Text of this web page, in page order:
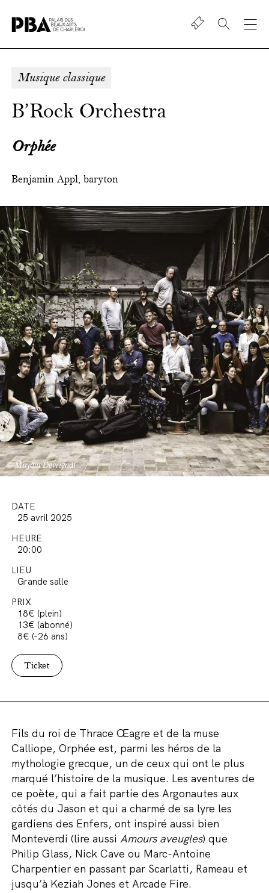
beaux-
de
Charleroi
Shop
Musique classique
B’Rock Orchestra
Orphée
Benjamin Appl, baryton
© Mirjam Devriendt
DATE
25 avril 2025
HEURE
20:00
LIEU
Grande salle
PRIX
18€ (plein)
13€ (abonné)
8€ (-26 ans)
Ticket
Fils du roi de Thrace Œagre et de la muse
Calliope, Orphée est, parmi les héros de la
mythologie grecque, un de ceux qui ont le plus
marqué l’histoire de la musique. Les aventures de
ce poète, qui a fait partie des Argonautes aux
côtés du Jason et qui a charmé de sa lyre les
gardiens des Enfers, ont inspiré aussi bien
Monteverdi (lire aussi Amours aveugles) que
Philip Glass, Nick Cave ou Marc-Antoine
Charpentier en passant par Scarlatti, Rameau et
jusqu’à Keziah Jones et Arcade Fire.